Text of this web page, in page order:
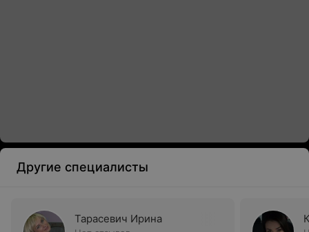
Другие специалисты
Тарасевич Ирина